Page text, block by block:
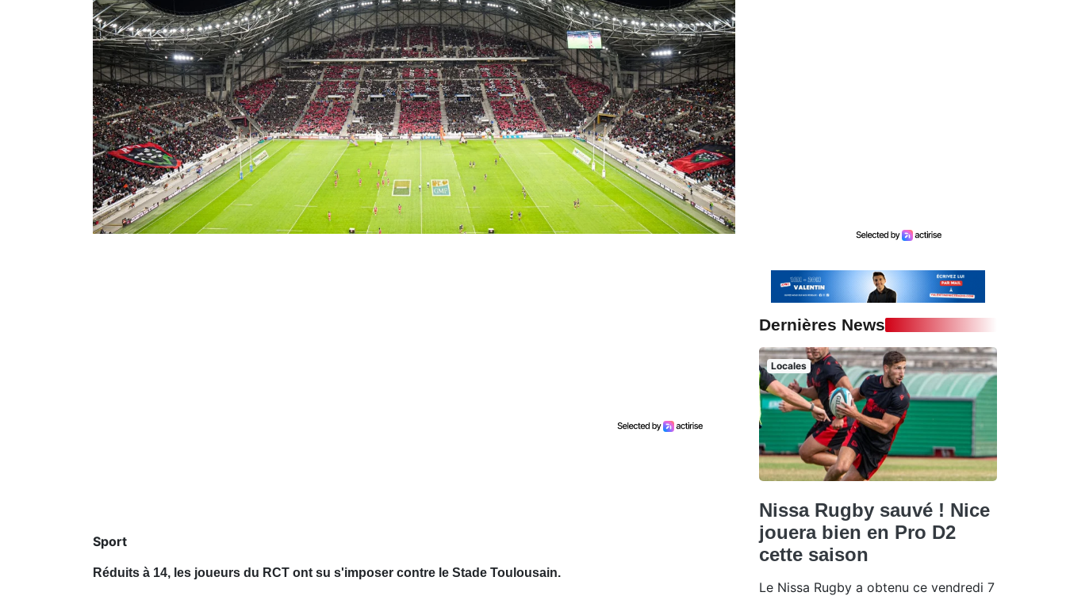
Sport
Réduits à 14, les joueurs du RCT ont su s'imposer contre le Stade Toulousain.
Dernières News
Locales
Nissa Rugby sauvé ! Nice
jouera bien en Pro D2
cette saison
Le Nissa Rugby a obtenu ce vendredi 7